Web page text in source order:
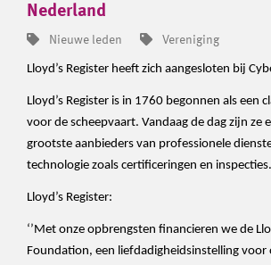
Nederland
Nieuwe leden Vereniging
Lloyd’s Register heeft zich aangesloten bij
Lloyd’s Register is in 1760 begonnen als een
voor de scheepvaart. Vandaag de dag zijn ze
grootste aanbieders van professionele
technologie zoals certificeringen en inspecties.
Lloyd’s Register:
‘’Met onze opbrengsten financieren we de
Foundation, een liefdadigheidsinstelling voor